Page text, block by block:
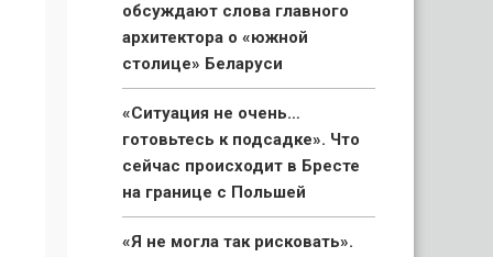
обсуждают слова главного
архитектора о «южной
столице» Беларуси
«Ситуация не очень…
готовьтесь к подсадке». Что
сейчас происходит в Бресте
на границе с Польшей
«Я не могла так рисковать».